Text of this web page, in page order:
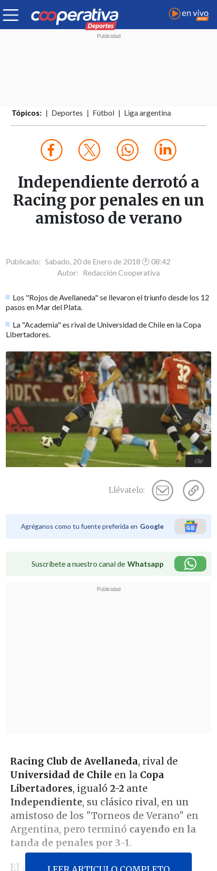
Tópicos: Deportes Fútbol Liga argentina
Independiente derrotó a
Racing por penales en un
amistoso de verano
Publicado: Sabado, 20 de Enero de 2018 🕐 08:42
Autor: Redacción Cooperativa
Los "Rojos de Avellaneda" se llevaron el triunfo desde los 12
pasos en Mar del Plata.
La "Academia" es rival de Universidad de Chile en la Copa
Libertadores.
Olé
Llévatelo:
Agréganos como tu fuente preferida en Google
Suscríbete a nuestro canal de Whatsapp
Racing Club de Avellaneda, rival de
Universidad de Chile en la Copa
Libertadores, igualó 2-2ante
Independiente, su clásico rival, en un
amistoso de los "Torneos de Verano" en
Argentina, pero terminó cayendo en la
tanda de penales por 3-1.
El ariete Leandro Fernándezfue la